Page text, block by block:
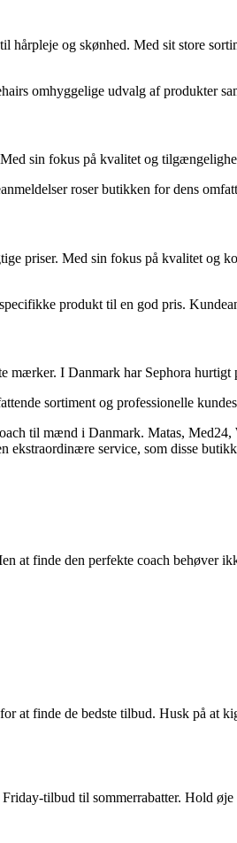
og skønhed. Med sit store
omhyggelige udvalg af produkter
sin fokus på kvalitet og
roser butikken for dens
priser. Med sin fokus på kvalitet og
produkt til en god pris.
I Danmark har Sephora
sortiment og professionelle
til mænd i Danmark. Matas,
service, som disse
at finde den perfekte coach behøver
at finde de bedste tilbud. Husk på at
tilbud til sommerrabatter. Hold